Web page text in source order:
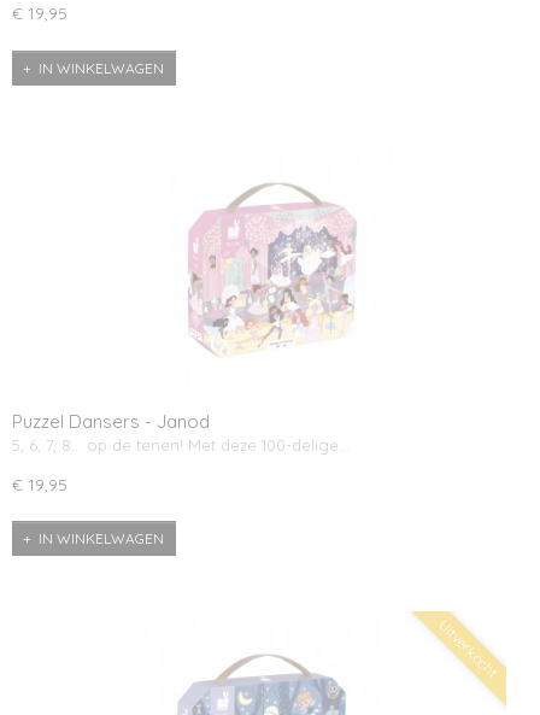
€ 19,95
IN WINKELWAGEN
Puzzel Dansers - Janod
5, 6, 7, 8… op de tenen! Met deze 100-delige…
€ 19,95
IN WINKELWAGEN
Uitverkocht